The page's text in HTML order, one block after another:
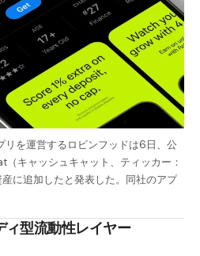
リを運営するロビンフッドは6日、公
キャッシュキャット、ティッカー：
に追加したと発表した。同社のアプ
型流動性レイヤー